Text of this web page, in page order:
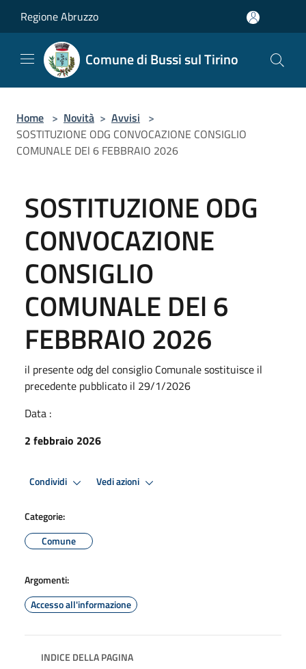
Regione Abruzzo
Comune di Bussi sul Tirino
Home > Novità > Avvisi >
SOSTITUZIONE ODG CONVOCAZIONE CONSIGLIO
COMUNALE DEl 6 FEBBRAIO 2026
SOSTITUZIONE ODG
CONVOCAZIONE
CONSIGLIO
COMUNALE DEl 6
FEBBRAIO 2026
il presente odg del consiglio Comunale sostituisce il
precedente pubblicato il 29/1/2026
Data :
2 febbraio 2026
Condividi Vedi azioni
Categorie:
Comune
Argomenti:
Accesso all'informazione
INDICE DELLA PAGINA